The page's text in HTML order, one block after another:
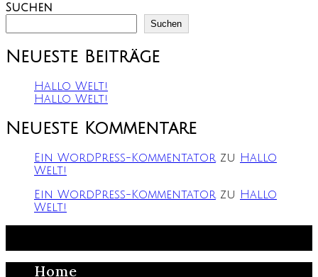
Suchen
Suchen
Neueste Beiträge
Hallo Welt!
Hallo Welt!
Neueste Kommentare
Ein WordPress-Kommentatorzu
Hallo
Welt!
Ein WordPress-Kommentatorzu
Hallo
Welt!
Home